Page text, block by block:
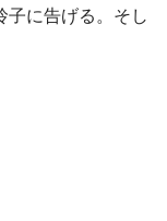
子に告げる。そし